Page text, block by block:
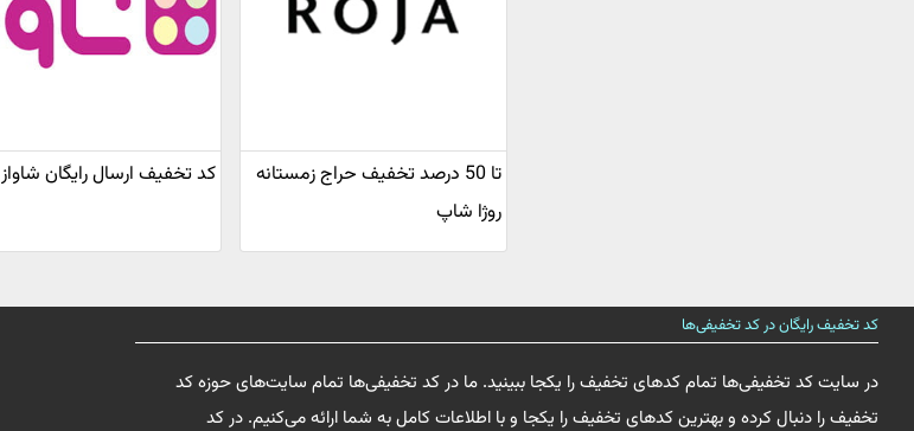
تا 50 درصد تخفیف حراج زمستانه
روژا شاپ
کد تخفیف ارسال رایگان شاواز
کد تخفیف رایگان در کد تخفیفی‌ها
در سایت کد تخفیفی‌ها تمام کدهای تخفیف را یکجا ببینید. ما در کد تخفیفی‌ها تمام سایت‌های حوزه کد
تخفیف را دنبال کرده و بهترین کدهای تخفیف را یکجا و با اطلاعات کامل به شما ارائه می‌کنیم. در کد